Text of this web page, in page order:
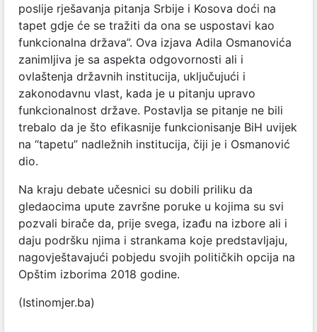
poslije rješavanja pitanja Srbije i Kosova doći na
tapet gdje će se tražiti da ona se uspostavi kao
funkcionalna država”. Ova izjava Adila Osmanovića
zanimljiva je sa aspekta odgovornosti ali i
ovlaštenja državnih institucija, uključujući i
zakonodavnu vlast, kada je u pitanju upravo
funkcionalnost države. Postavlja se pitanje ne bili
trebalo da je što efikasnije funkcionisanje BiH uvijek
na “tapetu” nadležnih institucija, čiji je i Osmanović
dio.
Na kraju debate učesnici su dobili priliku da
gledaocima upute završne poruke u kojima su svi
pozvali birače da, prije svega, izađu na izbore ali i
daju podršku njima i strankama koje predstavljaju,
nagovještavajući pobjedu svojih političkih opcija na
Opštim izborima 2018 godine.
(Istinomjer.ba)